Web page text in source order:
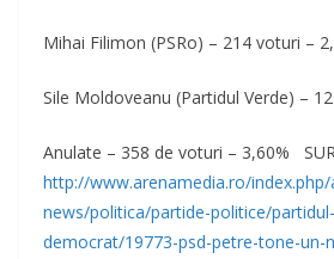
Mihai Filimon (PSRo) – 214 voturi –
Sile Moldoveanu (Partidul Verde) –
Anulate – 358 de voturi – 3,60%
http://www.arenamedia.ro/index.php/
news/politica/partide-politice/
democrat/19773-psd-petre-tone-un-